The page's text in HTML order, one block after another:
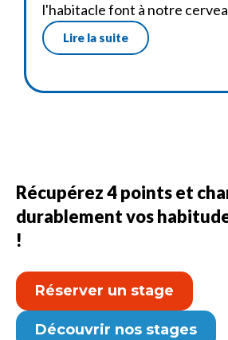
l'habitacle font à notre
Lire la suite
Récupérez 4 points et
durablement vos
!
Réserver un stage
Découvrir nos stages